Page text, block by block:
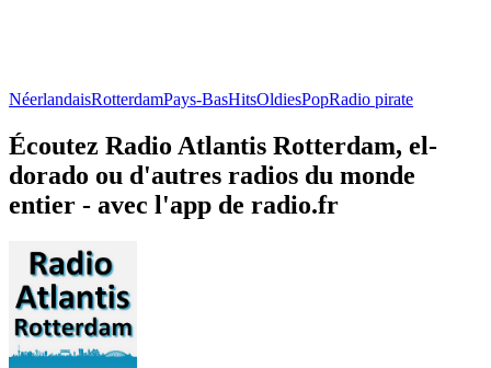
NéerlandaisRotterdamPays-BasHitsOldiesPopRadio pirate
Écoutez Radio Atlantis Rotterdam, el-
dorado ou d'autres radios du monde
entier - avec l'app de radio.fr